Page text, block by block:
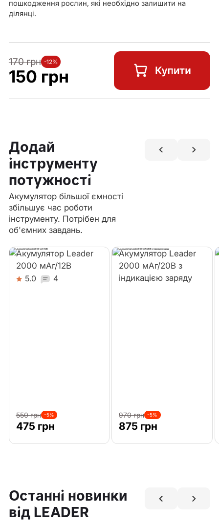
пошкодження рослин, які необхідно залишити на
ділянці.
170 грн -12%
150 грн
Додай
інструменту
потужності
Акумулятор більшої ємності
збільшує час роботи
інструменту. Потрібен для
об'ємних завдань.
Акумулятор Leader
2000 мАг/12В
5.0 4
550 грн -5%
475 грн
Акумулятор Leader
2000 мАг/20В з
індикацією заряду
970 грн -5%
875 грн
Останні новинки
від LEADER